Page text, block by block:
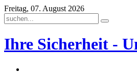
Freitag, 07. August 2026
Ihre Sicherheit -